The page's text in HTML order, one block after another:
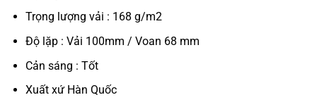
Trọng lượng vải : 168 g/m2
Độ lặp : Vải 100mm / Voan 68 mm
Cản sáng : Tốt
Xuất xứ Hàn Quốc